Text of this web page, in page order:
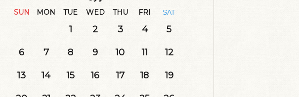
SUN MON TUE WED THU FRI SAT
1 2 3 4 5
6 7 8 9 10 11 12
13 14 15 16 17 18 19